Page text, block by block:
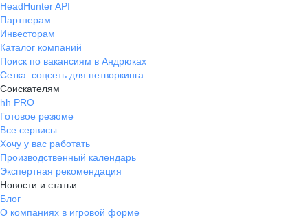
HeadHunter API
Партнерам
Инвесторам
Каталог компаний
Поиск по вакансиям в Андрюках
Сетка: соцсеть для нетворкинга
Соискателям
hh PRO
Готовое резюме
Все сервисы
Хочу у вас работать
Производственный календарь
Экспертная рекомендация
Новости и статьи
Блог
О компаниях в игровой форме